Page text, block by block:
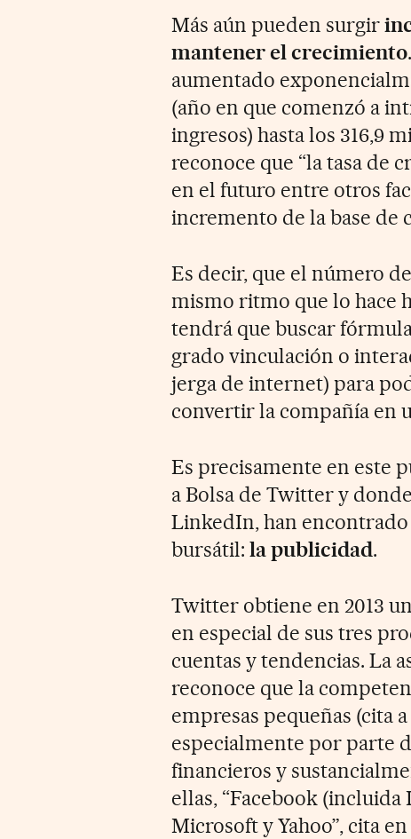
Más aún pueden surgir
mantener el crecimiento
aumentado
(año en que comenzó a
ingresos) hasta los 316,9
reconoce que “la tasa de
en el futuro entre otros
incremento de la base de
Es decir, que el número
mismo ritmo que lo hace
tendrá que buscar
grado vinculación o
jerga de internet) para
convertir la compañía en
Es precisamente en este
a Bolsa de Twitter y
LinkedIn, han
bursátil:la publicidad.
Twitter obtiene en 2013
en especial de sus tres
cuentas y tendencias. La
reconoce que la
empresas pequeñas (cita
especialmente por parte
financieros y
ellas, “Facebook
Microsoft y Yahoo”, cita